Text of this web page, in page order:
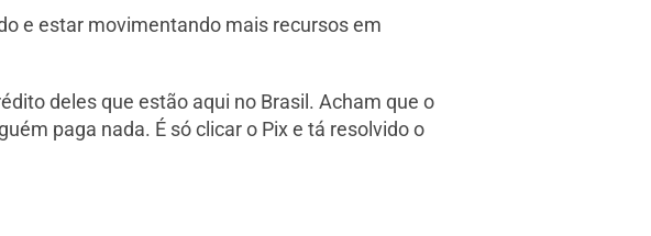
e estar movimentando mais recursos em
deles que estão aqui no Brasil. Acham que o
paga nada. É só clicar o Pix e tá resolvido o